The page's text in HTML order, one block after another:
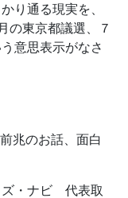
り通る現実を、
の東京都議選、７
意思表示がなさ
兆のお話、面白
ズ・ナビ 代表取